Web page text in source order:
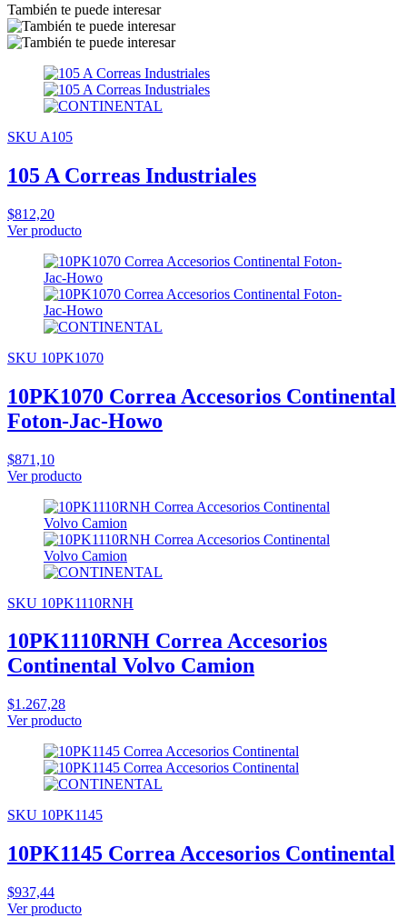
También te puede interesar
SKU A105
105 A Correas Industriales
$812,20
Ver producto
SKU 10PK1070
10PK1070 Correa Accesorios Continental
Foton-Jac-Howo
$871,10
Ver producto
SKU 10PK1110RNH
10PK1110RNH Correa Accesorios
Continental Volvo Camion
$1.267,28
Ver producto
SKU 10PK1145
10PK1145 Correa Accesorios Continental
$937,44
Ver producto